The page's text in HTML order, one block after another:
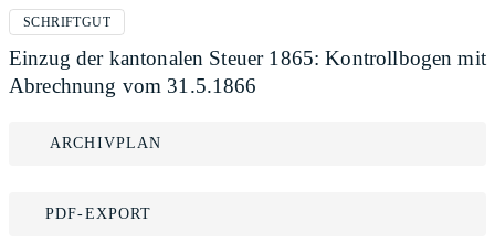
SCHRIFTGUT
Einzug der kantonalen Steuer 1865: Kontrollbogen mit
Abrechnung vom 31.5.1866
ARCHIVPLAN
PDF-EXPORT